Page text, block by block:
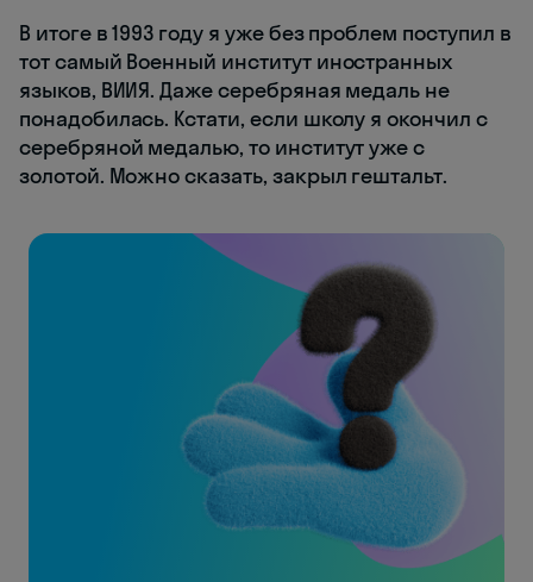
В итоге в 1993 году я уже без проблем поступил в
тот самый Военный институт иностранных
языков, ВИИЯ. Даже серебряная медаль не
понадобилась. Кстати, если школу я окончил с
серебряной медалью, то институт уже с
золотой. Можно сказать, закрыл гештальт.